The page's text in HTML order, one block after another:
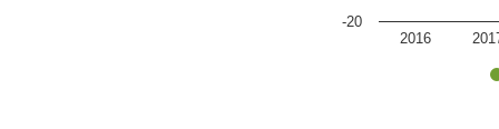
2016
-20